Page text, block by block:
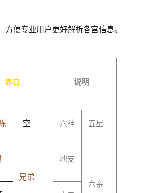
便专业用户更好解析各宫信息。
赤口
空
兄弟
说明
六神 五星
地支
六亲